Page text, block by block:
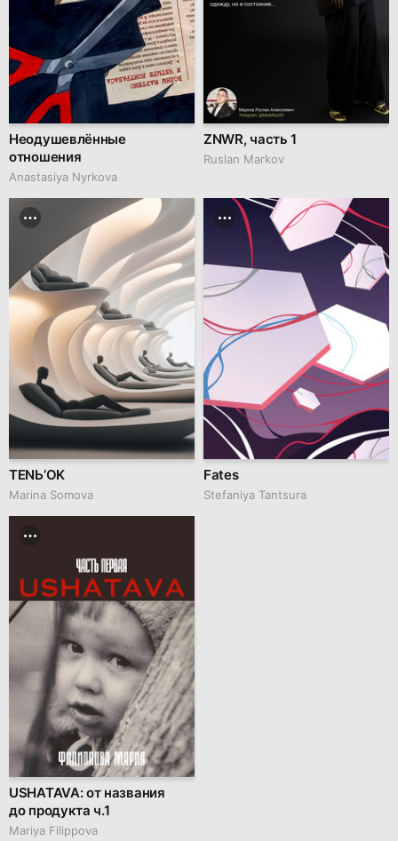
Неодушевлённые
отношения
Anastasiya Nyrkova
ZNWR, часть 1
Ruslan Markov
TENЬ’OK
Marina Somova
Fates
Stefaniya Tantsura
USHATAVA: от названия
до продукта ч.1
Mariya Filippova